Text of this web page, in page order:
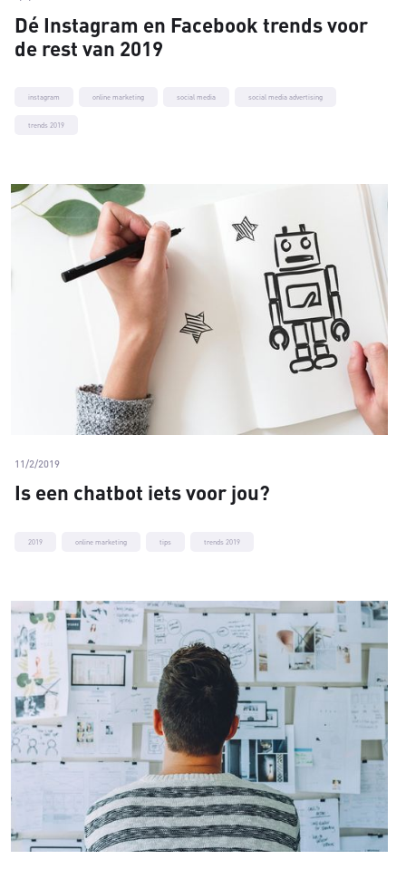
instagram online marketing social media social media advertising
trends 2019
Dé Instagram en Facebook trends voor
de rest van 2019
2019 online marketing tips trends 2019
11/2/2019
Is een chatbot iets voor jou?